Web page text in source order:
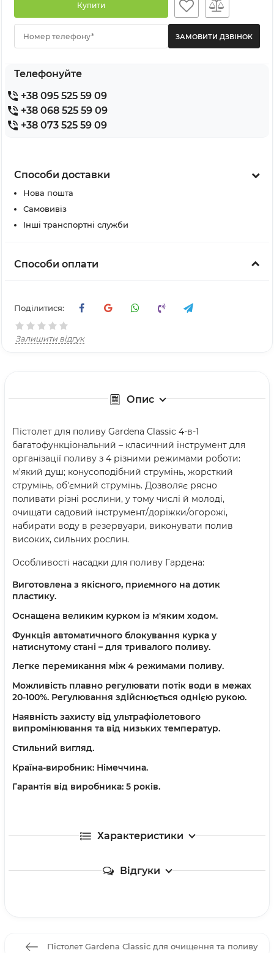
Купити
Номер телефону*
Телефонуйте
+38 095 525 59 09
+38 068 525 59 09
+38 073 525 59 09
Способи доставки
Нова пошта
Самовивіз
Інші транспортні служби
Способи оплати
Поділитися:
Залишити відгук
Опис
Пістолет для поливу Gardena Classic 4-в-1
багатофункціональний – класичний інструмент для
організації поливу з 4 різними режимами роботи:
м'який душ; конусоподібний струмінь, жорсткий
струмінь, об'ємний струмінь. Дозволяє рясно
поливати різні рослини, у тому числі й молоді,
очищати садовий інструмент/доріжки/огорожі,
набирати воду в резервуари, виконувати полив
високих, сильних рослин.
Особливості насадки для поливу Гардена:
Виготовлена з якісного, приємного на дотик
пластику.
Оснащена великим курком із м'яким ходом.
Функція автоматичного блокування курка у
натиснутому стані – для тривалого поливу.
Легке перемикання між 4 режимами поливу.
Можливість плавно регулювати потік води в межах
20-100%. Регулювання здійснюється однією рукою.
Наявність захисту від ультрафіолетового
випромінювання та від низьких температур.
Стильний вигляд.
Країна-виробник: Німеччина.
Гарантія від виробника: 5 років.
Характеристики
Відгуки
Пістолет Gardena Classic для очищення та поливу